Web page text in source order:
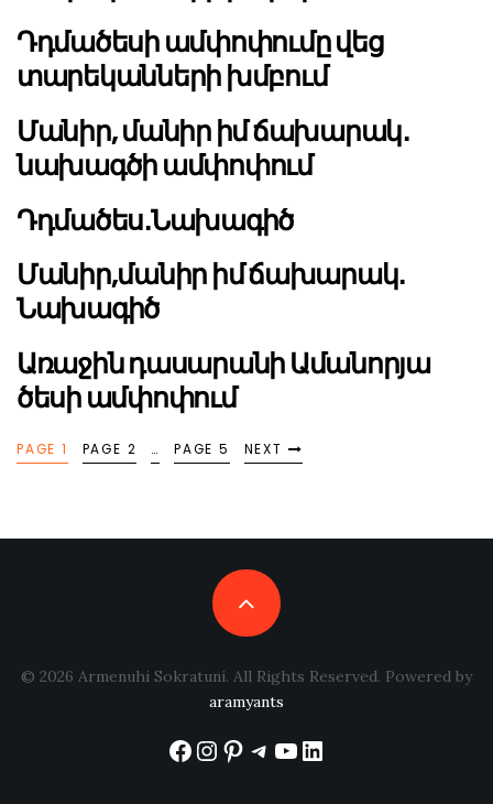
Դդմածեսի ամփոփումը վեց
տարեկանների խմբում
Մանիր, մանիր իմ ճախարակ․
նախագծի ամփոփում
Դդմածես․Նախագիծ
Մանիր,մանիր իմ ճախարակ․
Նախագիծ
Առաջին դասարանի Ամանորյա
ծեսի ամփոփում
PAGE 1 PAGE 2 … PAGE 5 NEXT
© 2026 Armenuhi Sokratuni. All Rights Reserved. Powered by
aramyants
Facebook
Instagram
Pinterest
Telegram
YouTube
LinkedIn